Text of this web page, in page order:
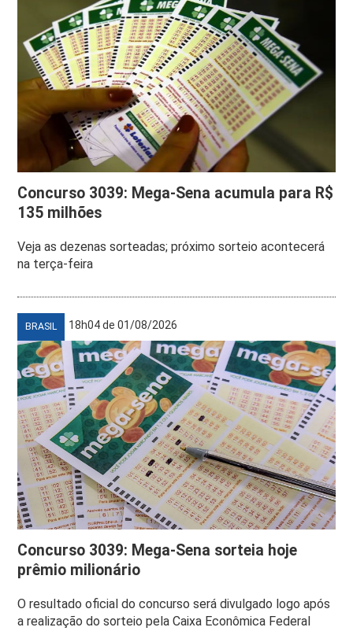
Concurso 3039: Mega-Sena acumula para R$
135 milhões
Veja as dezenas sorteadas; próximo sorteio acontecerá
na terça-feira
BRASIL 18h04 de 01/08/2026
Concurso 3039: Mega-Sena sorteia hoje
prêmio milionário
O resultado oficial do concurso será divulgado logo após
a realização do sorteio pela Caixa Econômica Federal